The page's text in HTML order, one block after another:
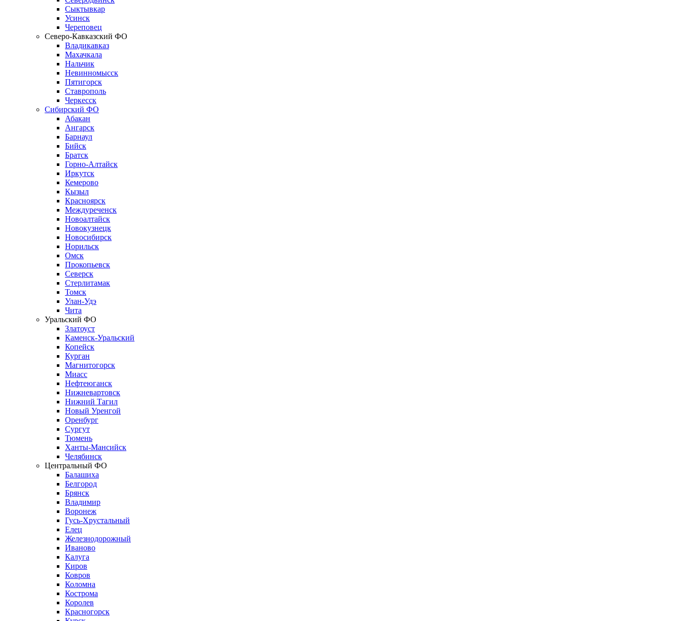
Сыктывкар
Усинск
Череповец
Северо-Кавказский ФО
Владикавказ
Махачкала
Нальчик
Невинномысск
Пятигорск
Ставрополь
Черкесск
Сибирский ФО
Абакан
Ангарск
Барнаул
Бийск
Братск
Горно-Алтайск
Иркутск
Кемерово
Кызыл
Красноярск
Междуреченск
Новоалтайск
Новокузнецк
Новосибирск
Норильск
Омск
Прокопьевск
Северск
Стерлитамак
Томск
Улан-Удэ
Чита
Уральский ФО
Златоуст
Каменск-Уральский
Копейск
Курган
Магнитогорск
Миасс
Нефтеюганск
Нижневартовск
Нижний Тагил
Новый Уренгой
Оренбург
Сургут
Тюмень
Ханты-Мансийск
Челябинск
Центральный ФО
Балашиха
Белгород
Брянск
Владимир
Воронеж
Гусь-Хрустальный
Елец
Железнодорожный
Иваново
Калуга
Киров
Ковров
Коломна
Кострома
Королев
Красногорск